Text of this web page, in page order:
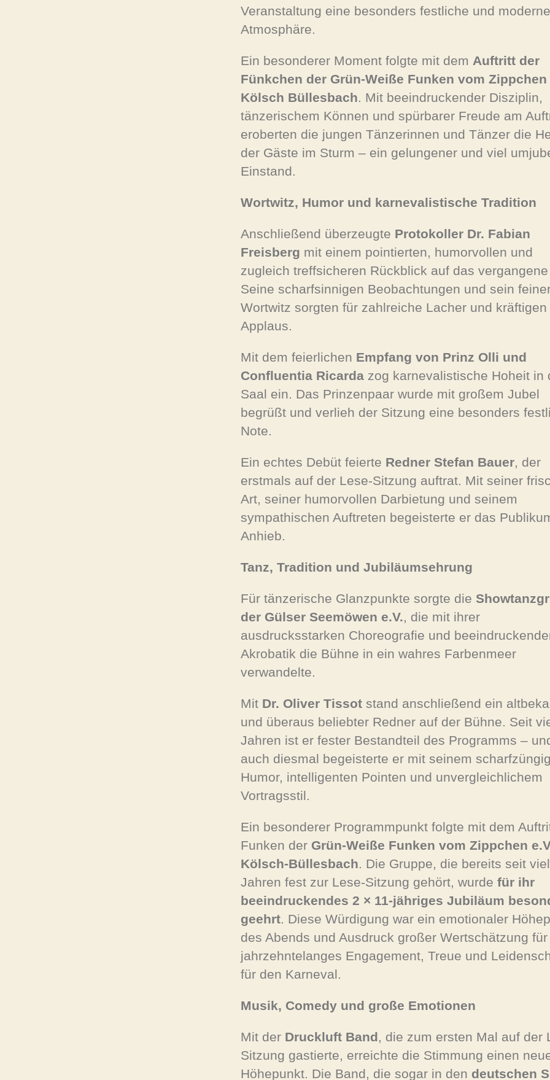
Veranstaltung eine besonders festliche und moderne
Atmosphäre.
Ein besonderer Moment folgte mit dem Auftritt der
Fünkchen der Grün-Weiße Funken vom Zippchen
Kölsch Büllesbach . Mit beeindruckender Disziplin,
tänzerischem Können und spürbarer Freude am
eroberten die jungen Tänzerinnen und Tänzer die
der Gäste im Sturm – ein gelungener und viel
Einstand.
Wortwitz, Humor und karnevalistische Tradition
Anschließend überzeugte Protokoller Dr. Fabian
Freisberg mit einem pointierten, humorvollen und
zugleich treffsicheren Rückblick auf das vergangene
Seine scharfsinnigen Beobachtungen und sein
Wortwitz sorgten für zahlreiche Lacher und kräftigen
Applaus.
Mit dem feierlichen Empfang von Prinz Olli und
Confluentia Ricarda zog karnevalistische Hoheit in
Saal ein. Das Prinzenpaar wurde mit großem Jubel
begrüßt und verlieh der Sitzung eine besonders
Note.
Ein echtes Debüt feierte Redner Stefan Bauer , der
erstmals auf der Lese-Sitzung auftrat. Mit seiner
Art, seiner humorvollen Darbietung und seinem
sympathischen Auftreten begeisterte er das
Anhieb.
Tanz, Tradition und Jubiläumsehrung
Für tänzerische Glanzpunkte sorgte die
der Gülser Seemöwen e.V. , die mit ihrer
ausdrucksstarken Choreografie und
Akrobatik die Bühne in ein wahres Farbenmeer
verwandelte.
Mit Dr. Oliver Tissot stand anschließend ein
und überaus beliebter Redner auf der Bühne. Seit
Jahren ist er fester Bestandteil des Programms –
auch diesmal begeisterte er mit seinem
Humor, intelligenten Pointen und unvergleichlichem
Vortragsstil.
Ein besonderer Programmpunkt folgte mit dem
Funken der Grün-Weiße Funken vom Zippchen
Kölsch-Büllesbach . Die Gruppe, die bereits seit
Jahren fest zur Lese-Sitzung gehört, wurde für ihr
beeindruckendes 2 × 11-jähriges Jubiläum
geehrt . Diese Würdigung war ein emotionaler
des Abends und Ausdruck großer Wertschätzung für
jahrzehntelanges Engagement, Treue und
für den Karneval.
Musik, Comedy und große Emotionen
Mit der Druckluft Band , die zum ersten Mal auf der
Sitzung gastierte, erreichte die Stimmung einen
Höhepunkt. Die Band, die sogar in den deutschen